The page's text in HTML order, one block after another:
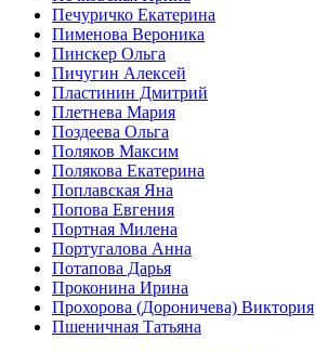
Печуричко Екатерина
Пименова Вероника
Пинскер Ольга
Пичугин Алексей
Пластинин Дмитрий
Плетнева Мария
Поздеева Ольга
Поляков Максим
Полякова Екатерина
Поплавская Яна
Попова Евгения
Портная Милена
Португалова Анна
Потапова Дарья
Проконина Ирина
Прохорова (Дороничева) Виктория
Пшеничная Татьяна